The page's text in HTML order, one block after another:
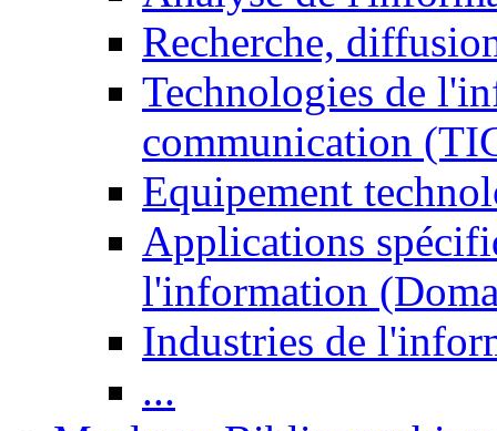
Recherche,
Technologies de
communication
Equipement
Applications
l'information
Industries de
...